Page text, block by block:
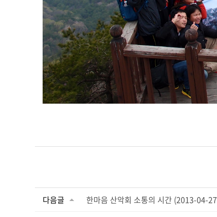
다음글 한마음 산악회 소통의 시간 (2013-04-